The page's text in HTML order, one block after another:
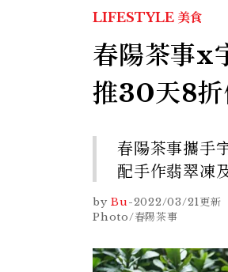
LIFESTYLE 美食
春陽茶事x
推30天8折
春陽茶事攜手
配手作翡翠凍
by Bu-2022/03/21更新
Photo/春陽茶事